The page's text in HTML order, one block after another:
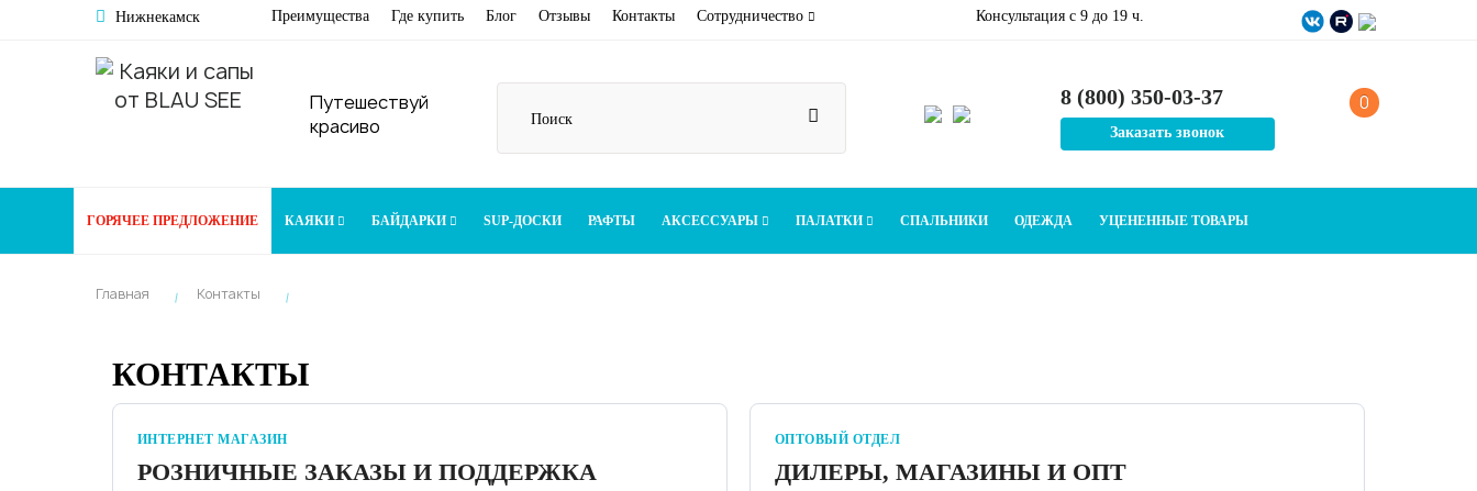
Нижнекамск Преимущества Где купить Блог Отзывы Контакты Сотрудничество Консультация c 9 до 19 ч.
Путешествуй
красиво
8 (800) 350-03-37
Заказать звонок
0
ГОРЯЧЕЕ ПРЕДЛОЖЕНИЕ КАЯКИ БАЙДАРКИ SUP-ДОСКИ РАФТЫ АКСЕССУАРЫ ПАЛАТКИ СПАЛЬНИКИ ОДЕЖДА УЦЕНЕННЫЕ ТОВАРЫ
Главная Контакты
КОНТАКТЫ
ИНТЕРНЕТ МАГАЗИН
РОЗНИЧНЫЕ ЗАКАЗЫ И ПОДДЕРЖКА
ОПТОВЫЙ ОТДЕЛ
ДИЛЕРЫ, МАГАЗИНЫ И ОПТ